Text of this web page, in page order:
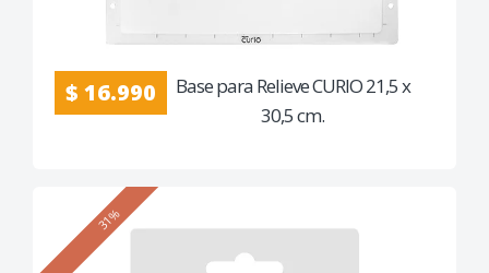
$ 16.990
Base para Relieve CURIO 21,5 x
30,5 cm.
31%